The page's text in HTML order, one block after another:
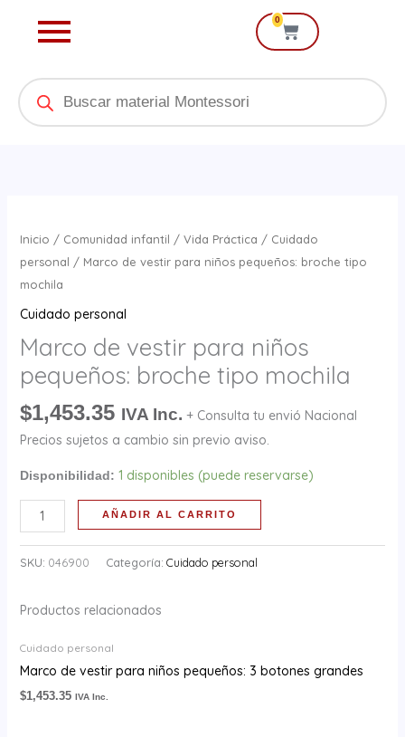
0
Cart
Products
search
Inicio / Comunidad infantil / Vida Práctica / Cuidado
personal / Marco de vestir para niños pequeños: broche tipo
mochila
Cuidado personal
Marco de vestir para niños
pequeños: broche tipo mochila
$1,453.35 IVA Inc. + Consulta tu envió Nacional
Precios sujetos a cambio sin previo aviso.
Disponibilidad: 1 disponibles (puede reservarse)
de
vestir
para
pequeños:
broche
tipo
mochila
cantidad
AÑADIR AL CARRITO
SKU: 046900 Categoría: Cuidado personal
Productos relacionados
Cuidado personal
Marco de vestir para niños pequeños: 3 botones grandes
$1,453.35 IVA Inc.